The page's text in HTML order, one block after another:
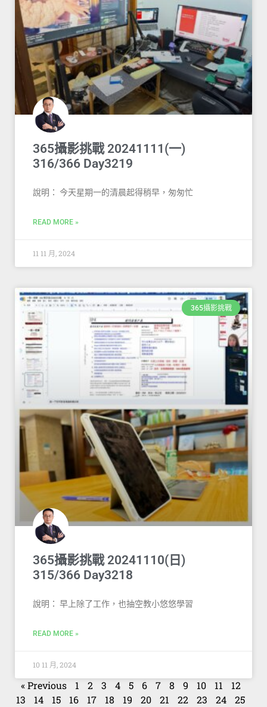
365攝影挑戰 20241111(一)
316/366 Day3219
說明： 今天星期一的清晨起得稍早，匆匆忙
READ MORE »
11 11 月, 2024
365攝影挑戰
365攝影挑戰 20241110(日)
315/366 Day3218
說明： 早上除了工作，也抽空教小悠悠學習
READ MORE »
10 11 月, 2024
« Previous 1 2 3 4 5 6 7 8 9 10 11
12
13
14 15 16 17 18 19 20 21 22 23 24
25